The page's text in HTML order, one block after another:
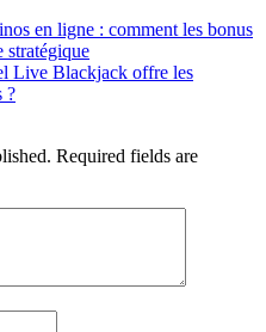
en ligne : comment les bonus
stratégique
Live Blackjack offre les
?
Required fields are